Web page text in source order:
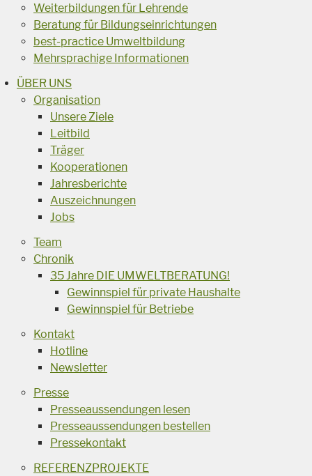
Weiterbildungen für Lehrende
Beratung für Bildungseinrichtungen
best-practice Umweltbildung
Mehrsprachige Informationen
ÜBER UNS
Organisation
Unsere Ziele
Leitbild
Träger
Kooperationen
Jahresberichte
Auszeichnungen
Jobs
Team
Chronik
35 Jahre DIE UMWELTBERATUNG!
Gewinnspiel für private Haushalte
Gewinnspiel für Betriebe
Kontakt
Hotline
Newsletter
Presse
Presseaussendungen lesen
Presseaussendungen bestellen
Pressekontakt
REFERENZPROJEKTE